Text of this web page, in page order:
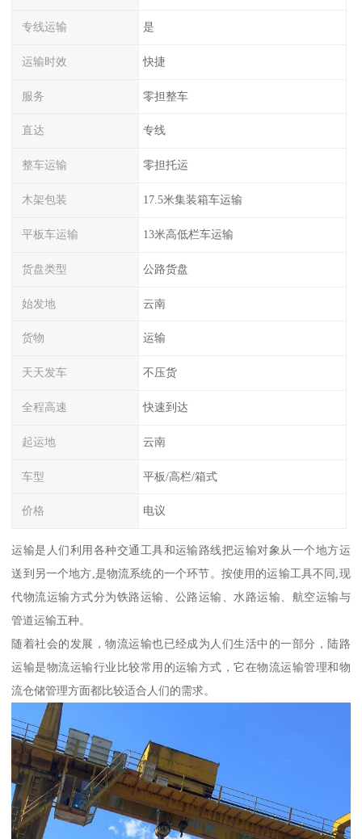
专线运输 是
运输时效 快捷
服务 零担整车
直达 专线
整车运输 零担托运
木架包装 17.5米集装箱车运输
平板车运输 13米高低栏车运输
货盘类型 公路货盘
始发地 云南
货物 运输
天天发车 不压货
全程高速 快速到达
起运地 云南
车型 平板/高栏/箱式
价格 电议
运输是人们利用各种交通工具和运输路线把运输对象从一个地方运
送到另一个地方,是物流系统的一个环节。按使用的运输工具不同,现
代物流运输方式分为铁路运输、公路运输、水路运输、航空运输与
管道运输五种。
随着社会的发展，物流运输也已经成为人们生活中的一部分，陆路
运输是物流运输行业比较常用的运输方式，它在物流运输管理和物
流仓储管理方面都比较适合人们的需求。